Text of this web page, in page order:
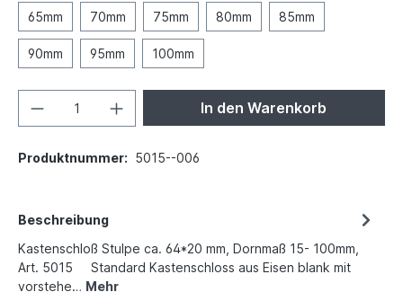
65mm 70mm 75mm 80mm 85mm
90mm 95mm 100mm
In den Warenkorb
Produktnummer: 5015--006
Beschreibung
Kastenschloß Stulpe ca. 64*20 mm, Dornmaß 15- 100mm,
Art. 5015 Standard Kastenschloss aus Eisen blank mit
vorstehe… Mehr